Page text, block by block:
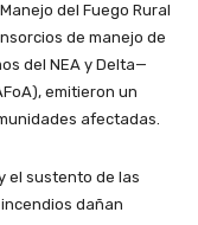
del Fuego Rural
de manejo de
del NEA y Delta—
emitieron un
afectadas.
el sustento de las
dañan